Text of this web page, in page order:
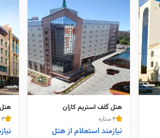
هتل گلف استریم کازان
4 ستاره
نیازمند استعلام از هتل
هتل
4 ستاره